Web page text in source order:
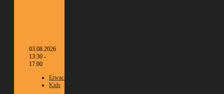
03.08.2026
13:30 -
17:00
Erwachsene
Kids